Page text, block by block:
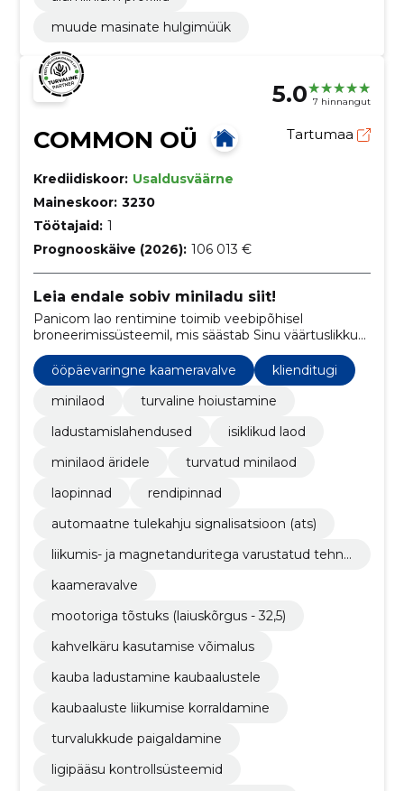
muude masinate hulgimüük
5.0 7 hinnangut
COMMON OÜ Tartumaa
Krediidiskoor: Usaldusväärne
Maineskoor: 3230
Töötajaid: 1
Prognooskäive (2026): 106 013 €
Leia endale sobiv miniladu siit!
Panicom lao rentimine toimib veebipõhisel
broneerimissüsteemil, mis säästab Sinu väärtuslikku
aega. Lattu sisenemine on kontaktivaba, kasutades
individuaalset koodi välisuskse avamiseks.
ööpäevaringne kaameravalve
klienditugi
minilaod
turvaline hoiustamine
ladustamislahendused
isiklikud laod
minilaod äridele
turvatud minilaod
laopinnad
rendipinnad
automaatne tulekahju signalisatsioon (ats)
liikumis- ja magnetanduritega varustatud tehnili
kaameravalve
mootoriga tõstuks (laiuskõrgus - 32,5)
kahvelkäru kasutamise võimalus
kauba ladustamine kaubaalustele
kaubaaluste liikumise korraldamine
turvalukkude paigaldamine
ligipääsu kontrollsüsteemid